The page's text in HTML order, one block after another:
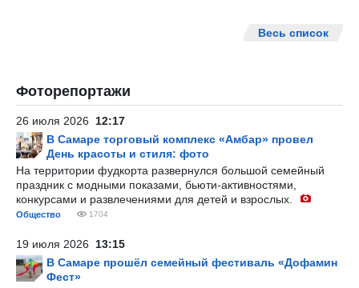
Весь список
Фоторепортажи
26 июля 2026 12:17
В Самаре торговый комплекс «Амбар» провел
День красоты и стиля: фото
На территории фудкорта развернулся большой семейный
праздник с модными показами, бьюти-активностями,
конкурсами и развлечениями для детей и взрослых.
Общество 1704
19 июля 2026 13:15
В Самаре прошёл семейный фестиваль «Дофамин
Фест»